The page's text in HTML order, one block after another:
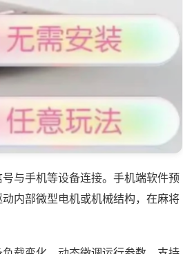
与手机等设备连接。手机端软件预
内部微型电机或机械结构，在麻将